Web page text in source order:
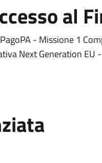
al
- Missione 1
Next Generation